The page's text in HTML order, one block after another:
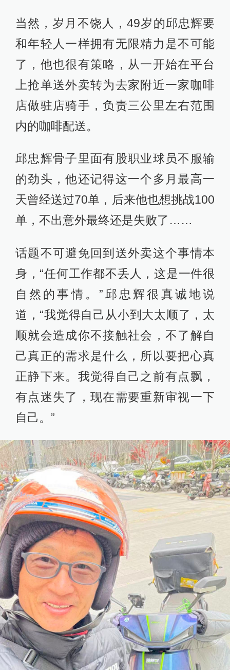
当然，岁月不饶人，49岁的邱忠辉要
和年轻人一样拥有无限精力是不可能
了，他也很有策略，从一开始在平台
上抢单送外卖转为去家附近一家咖啡
店做驻店骑手，负责三公里左右范围
内的咖啡配送。
邱忠辉骨子里面有股职业球员不服输
的劲头，他还记得这一个多月最高一
天曾经送过70单，后来他也想挑战100
单，不出意外最终还是失败了……
话题不可避免回到送外卖这个事情本
身，“任何工作都不丢人，这是一件很
自然的事情。”邱忠辉很真诚地说
道，“我觉得自己从小到大太顺了，太
顺就会造成你不接触社会，不了解自
己真正的需求是什么，所以要把心真
正静下来。我觉得自己之前有点飘，
有点迷失了，现在需要重新审视一下
自己。”